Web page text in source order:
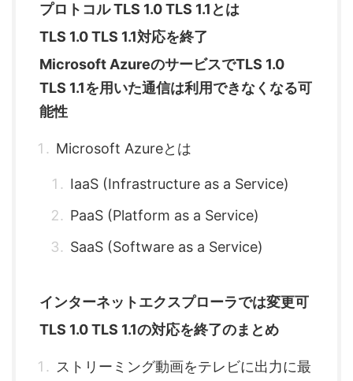
プロトコル TLS 1.0 TLS 1.1とは
TLS 1.0 TLS 1.1対応を終了
Microsoft AzureのサービスでTLS 1.0
TLS 1.1を用いた通信は利用できなくなる可
能性
Microsoft Azureとは
IaaS (Infrastructure as a Service)
PaaS (Platform as a Service)
SaaS (Software as a Service)
インターネットエクスプローラでは変更可
TLS 1.0 TLS 1.1の対応を終了のまとめ
ストリーミング動画をテレビに出力に最